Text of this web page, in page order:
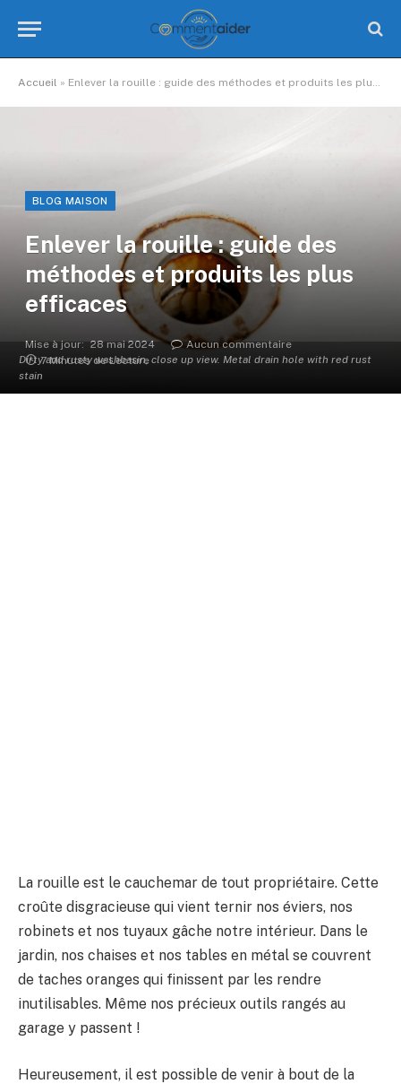
Accueil » Enlever la rouille : guide des méthodes et produits les plus efficaces
Dirty and rusty washbasin, close up view. Metal drain hole with red rust
stain
BLOG MAISON
Enlever la rouille : guide des
méthodes et produits les plus
efficaces
Mise à jour: 28 mai 2024
Aucun commentaire
7 Minutes de Lecture
La rouille est le cauchemar de tout propriétaire. Cette
croûte disgracieuse qui vient ternir nos éviers, nos
robinets et nos tuyaux gâche notre intérieur. Dans le
jardin, nos chaises et nos tables en métal se couvrent
de taches oranges qui finissent par les rendre
inutilisables. Même nos précieux outils rangés au
garage y passent !
Heureusement, il est possible de venir à bout de la